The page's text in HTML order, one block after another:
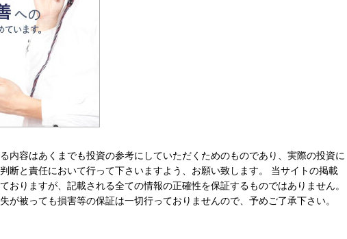
内容はあくまでも投資の参考にしていただくためのものであり、実際の投資に
断と責任において行って下さいますよう、お願い致します。 当サイトの掲載
おりますが、記載される全ての情報の正確性を保証するものではありません。
が被っても損害等の保証は一切行っておりませんので、予めご了承下さい。